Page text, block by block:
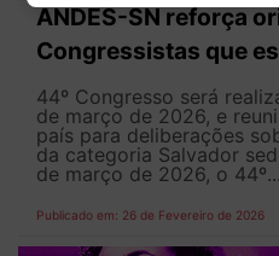
ANDES-SN reforça
Congressistas que
44º Congresso será
de março de 2026, e
país para deliberações
da categoria Salvador
de março de 2026, o 44º...
Publicado em: 26 de Fevereiro de 2026